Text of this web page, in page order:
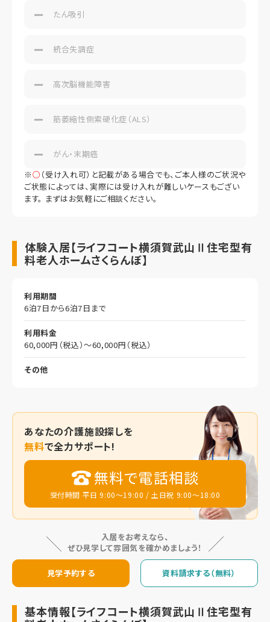
たん吸引
統合失調症
高次脳機能障害
筋萎縮性側索硬化症（ALS）
がん・末期癌
※○ （受け入れ可）と記載がある場合でも、ご本人様のご状況や
ご状態によっては、実際には受け入れが難しいケースもござい
ます。 まずはお気軽にご相談ください。
体験入居【ライフコート横須賀武山Ⅱ住宅型有
料老人ホームさくらんぼ】
利用期間
6泊7日から6泊7日まで
利用料金
60,000円（税込）～60,000円（税込）
その他
あなたの介護施設探しを
無料で全力サポート!
無料で電話相談
受付時間 平日 9:00～19:00 / 土日祝 9:00～18:00
入居をお考えなら、
ぜひ見学して雰囲気を確かめましょう！
見学予約する 資料請求する（無料）
基本情報【ライフコート横須賀武山Ⅱ住宅型有